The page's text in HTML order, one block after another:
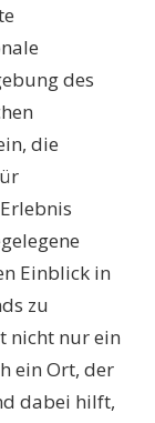
des
die
Einblick in
zu
nicht nur ein
ein Ort, der
dabei hilft,